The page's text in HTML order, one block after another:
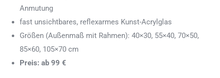
Anmutung
fast unsichtbares, reflexarmes Kunst-Acrylglas
Größen (Außenmaß mit Rahmen): 40×30, 55×40, 70×50,
85×60, 105×70 cm
Preis: ab 99 €